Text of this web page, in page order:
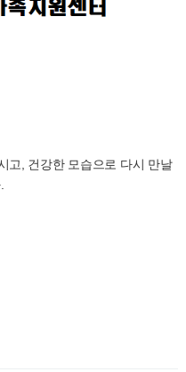
고, 건강한 모습으로 다시 만날